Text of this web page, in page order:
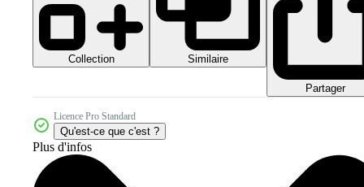
Collection Similaire
Partager
Licence Pro Standard
Qu'est-ce que c'est ?
Plus d'infos